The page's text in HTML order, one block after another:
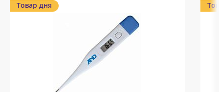
Товар дня